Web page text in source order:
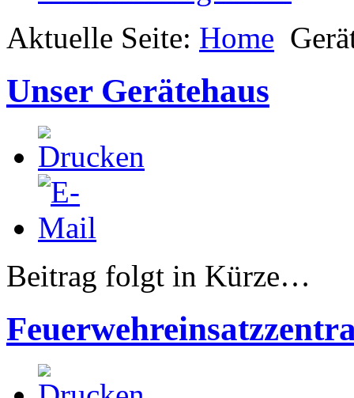
Aktuelle Seite: Home
Unser Gerätehaus
Beitrag folgt in Kürze…